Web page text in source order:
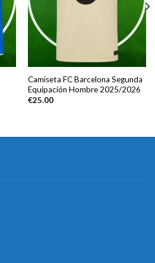
Camiseta FC Barcelona Segunda
Equipación Hombre 2025/2026
€25.00